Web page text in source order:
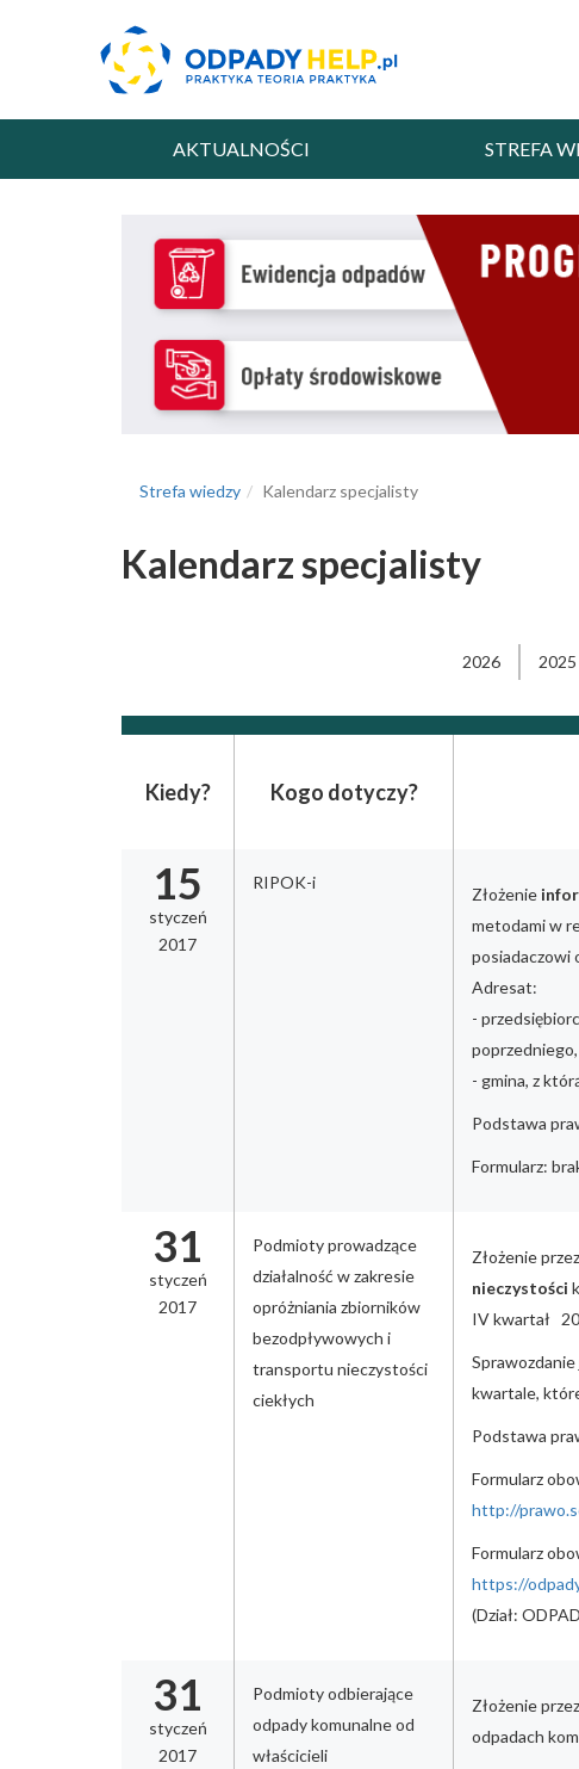
AKTUALNOŚCI STREFA
Strefa wiedzy Kalendarz specjalisty
Kalendarz specjalisty
2026 2025
Kiedy? Kogo dotyczy?
15
styczeń
2017
RIPOK-i
Złożenie
metodami w
posiadaczowi
Adresat:
-
poprzedniego,
- gmina, z
Podstawa
Formularz:
31
styczeń
2017
Podmioty prowadzące
działalność w zakresie
opróżniania zbiorników
bezodpływowych i
transportu nieczystości
ciekłych
Złożenie przez
nieczystości
IV kwartał
kwartale,
Podstawa
Formularz
http://
Formularz
https://
(Dział:
31
styczeń
2017
Podmioty odbierające
odpady komunalne od
właścicieli
Złożenie przez
odpadach